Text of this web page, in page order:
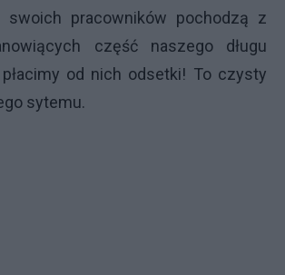
swoich pracowników pochodzą z
część naszego długu
od nich odsetki! To czysty
sytemu.